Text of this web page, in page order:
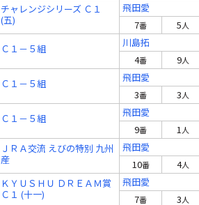
チャレンジシリーズ Ｃ１
(五)
飛田愛
7番 5人
Ｃ１－５組
川島拓
4番 9人
Ｃ１－５組
飛田愛
3番 3人
Ｃ１－５組
飛田愛
9番 1人
ＪＲＡ交流 えびの特別 九州
産
飛田愛
10番 4人
ＫＹＵＳＨＵ ＤＲＥＡＭ賞
Ｃ１ (十一)
飛田愛
7番 3人